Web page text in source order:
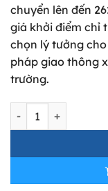
chuyển lên đến
giá khởi điểm chỉ
chọn lý tưởng
pháp giao thông
trường.
VinFast Evo Grand